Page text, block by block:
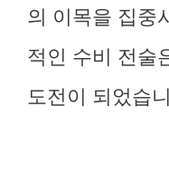
의 이목을 집중
적인 수비 전술
도전이 되었습